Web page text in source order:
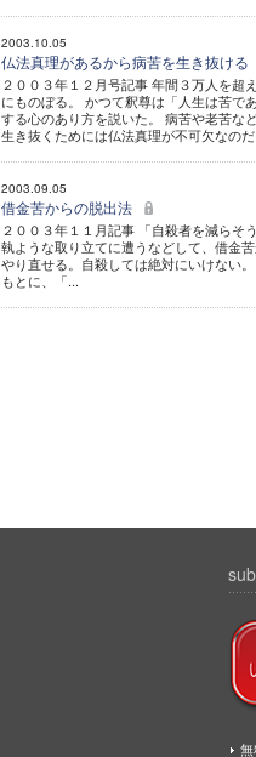
2003.10.05
仏法真理があるから病苦を生き抜ける
２００３年１２月号記事 年間３万人を
にものぼる。 かつて釈尊は「人生は苦で
する心のあり方を説いた。 病苦や老苦な
生き抜くためには仏法真理が不可欠なの
2003.09.05
借金苦からの脱出法
２００３年１１月記事 「自殺者を減ら
執ような取り立てに遭うなどして、借金
やり直せる。自殺しては絶対にいけない
もとに、「...